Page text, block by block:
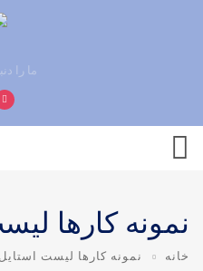
ما را
نمونه کارها
خانه نمونه کارها لیست استایل